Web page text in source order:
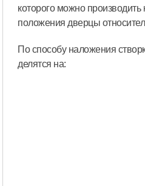
которого можно производить
положения дверцы
По способу наложения
делятся на: